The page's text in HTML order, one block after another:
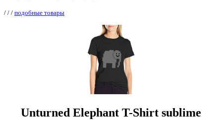
/ / / подобные товары
Unturned Elephant T-Shirt sublime